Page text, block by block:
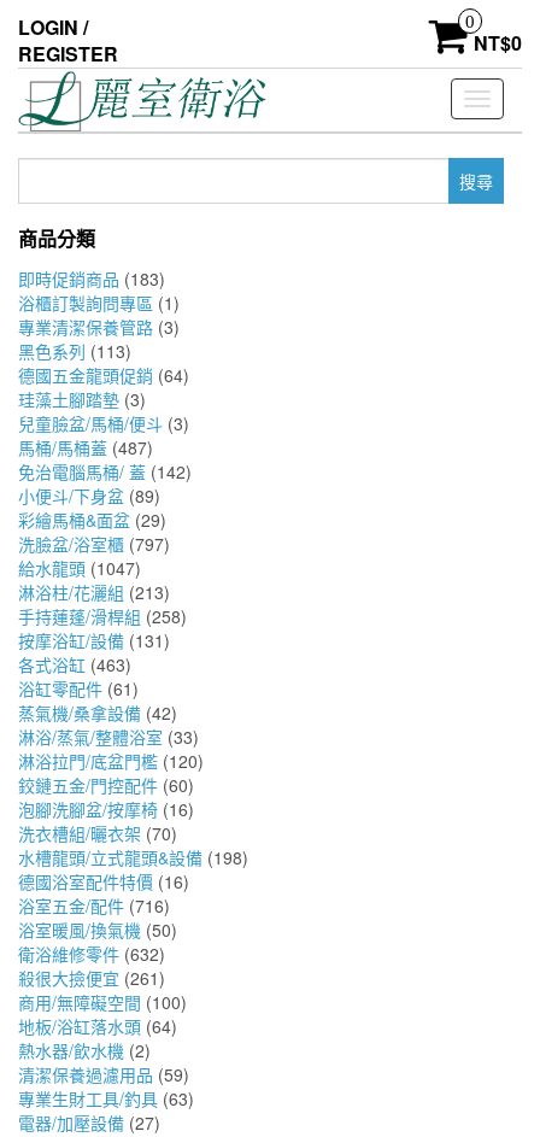
the
content
LOGIN /
REGISTER
0
NT$0
Toggle
鍵
商品分類
即時促銷商品 (183)
浴櫃訂製詢問專區 (1)
專業清潔保養管路 (3)
黑色系列 (113)
德國五金龍頭促銷 (64)
珪藻土腳踏墊 (3)
兒童臉盆/馬桶/便斗 (3)
馬桶/馬桶蓋 (487)
免治電腦馬桶/ 蓋 (142)
小便斗/下身盆 (89)
彩繪馬桶&面盆 (29)
洗臉盆/浴室櫃 (797)
給水龍頭 (1047)
淋浴柱/花灑組 (213)
手持蓮蓬/滑桿組 (258)
按摩浴缸/設備 (131)
各式浴缸 (463)
浴缸零配件 (61)
蒸氣機/桑拿設備 (42)
淋浴/蒸氣/整體浴室 (33)
淋浴拉門/底盆門檻 (120)
鉸鏈五金/門控配件 (60)
泡腳洗腳盆/按摩椅 (16)
洗衣槽組/曬衣架 (70)
水槽龍頭/立式龍頭&設備 (198)
德國浴室配件特價 (16)
浴室五金/配件 (716)
浴室暖風/換氣機 (50)
衛浴維修零件 (632)
殺很大撿便宜 (261)
商用/無障礙空間 (100)
地板/浴缸落水頭 (64)
熱水器/飲水機 (2)
清潔保養過濾用品 (59)
專業生財工具/釣具 (63)
電器/加壓設備 (27)